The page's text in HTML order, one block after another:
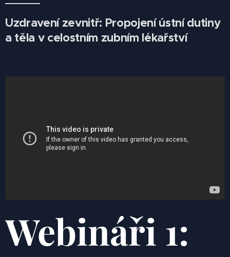
Uzdravení zevnitř: Propojení ústní dutiny
a těla v celostním zubním lékařství
Webináři 1: